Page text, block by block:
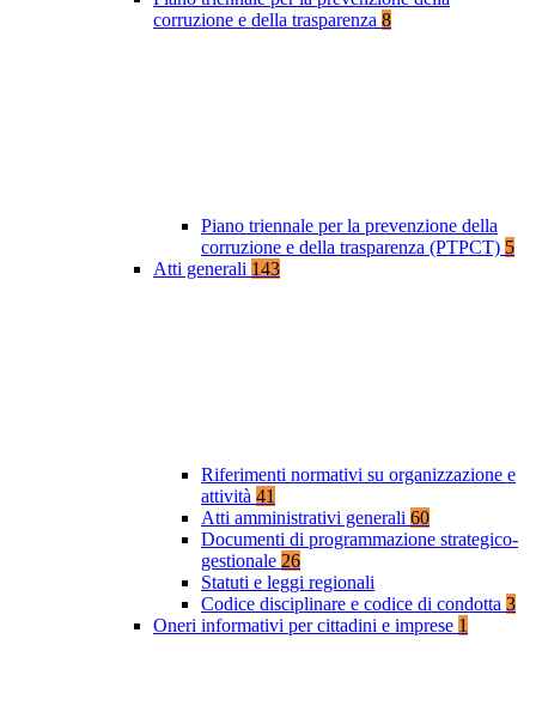
corruzione e della trasparenza 8
Piano triennale per la prevenzione della
corruzione e della trasparenza (PTPCT) 5
Atti generali 143
Riferimenti normativi su organizzazione e
attività 41
Atti amministrativi generali 60
Documenti di programmazione strategico-
gestionale 26
Statuti e leggi regionali
Codice disciplinare e codice di condotta 3
Oneri informativi per cittadini e imprese 1